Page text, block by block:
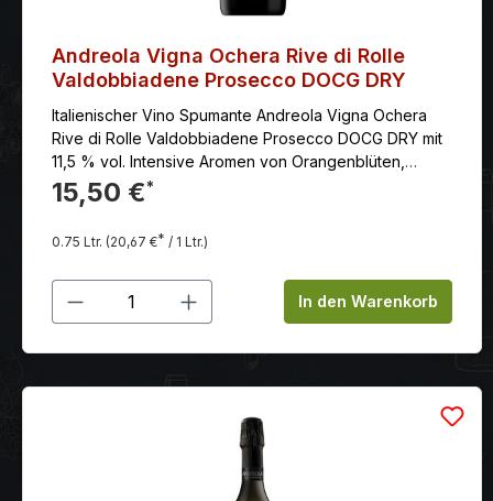
Andreola Vigna Ochera Rive di Rolle
Valdobbiadene Prosecco DOCG DRY
Italienischer Vino Spumante Andreola Vigna Ochera
Rive di Rolle Valdobbiadene Prosecco DOCG DRY mit
11,5 % vol. Intensive Aromen von Orangenblüten,
Pfirsichen, kandierten Zitrusfrüchten und süßen
Gewürzen. Mit seiner feinen, cremigen Perlage passt
er hervorragend zu Desserts ohne Sahne und lädt zu
entspannten Momenten der Ruhe ein.
15,50 €*
0.75 Ltr. (20,67 €* / 1 Ltr.)
Produkt Anzahl: Gib denIn den Warenkorb